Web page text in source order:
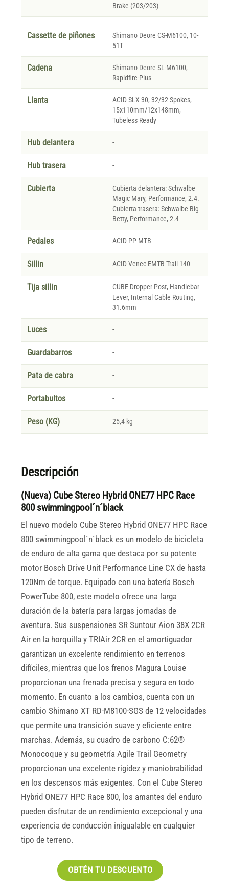
Brake (203/203)
Cassette de piñones
Shimano Deore CS-M6100, 10-
51T
Cadena
Shimano Deore SL-M6100,
Rapidfire-Plus
Llanta
ACID SLX 30, 32/32 Spokes,
15x110mm/12x148mm,
Tubeless Ready
Hub delantera -
Hub trasera -
Cubierta
Cubierta delantera: Schwalbe
Magic Mary, Performance, 2.4.
Cubierta trasera: Schwalbe Big
Betty, Performance, 2.4
Pedales ACID PP MTB
Sillin ACID Venec EMTB Trail 140
Tija sillin
CUBE Dropper Post, Handlebar
Lever, Internal Cable Routing,
31.6mm
Luces -
Guardabarros -
Pata de cabra -
Portabultos -
Peso (KG) 25,4 kg
Descripción
(Nueva) Cube Stereo Hybrid ONE77 HPC Race
800 swimmingpool´n´black
El nuevo modelo Cube Stereo Hybrid ONE77 HPC Race
800 swimmingpool´n´black es un modelo de bicicleta
de enduro de alta gama que destaca por su potente
motor Bosch Drive Unit Performance Line CX de hasta
120Nm de torque. Equipado con una batería Bosch
PowerTube 800, este modelo ofrece una larga
duración de la batería para largas jornadas de
aventura. Sus suspensiones SR Suntour Aion 38X 2CR
Air en la horquilla y TRIAir 2CR en el amortiguador
garantizan un excelente rendimiento en terrenos
difíciles, mientras que los frenos Magura Louise
proporcionan una frenada precisa y segura en todo
momento. En cuanto a los cambios, cuenta con un
cambio Shimano XT RD-M8100-SGS de 12 velocidades
que permite una transición suave y eficiente entre
marchas. Además, su cuadro de carbono C:62®
Monocoque y su geometría Agile Trail Geometry
proporcionan una excelente rigidez y maniobrabilidad
en los descensos más exigentes. Con el Cube Stereo
Hybrid ONE77 HPC Race 800, los amantes del enduro
pueden disfrutar de un rendimiento excepcional y una
experiencia de conducción inigualable en cualquier
tipo de terreno.
OBTÉN TU DESCUENTO